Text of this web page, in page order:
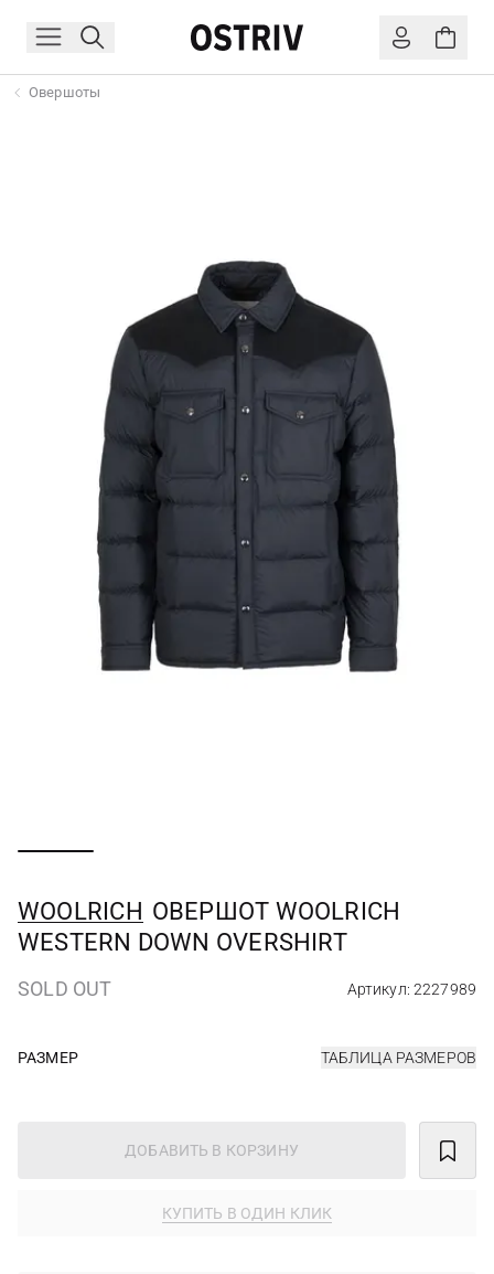
Овершоты
WOOLRICH ОВЕРШОТ WOOLRICH
WESTERN DOWN OVERSHIRT
SOLD OUT Артикул: 2227989
РАЗМЕР ТАБЛИЦА РАЗМЕРОВ
ДОБАВИТЬ В КОРЗИНУ
КУПИТЬ В ОДИН КЛИК